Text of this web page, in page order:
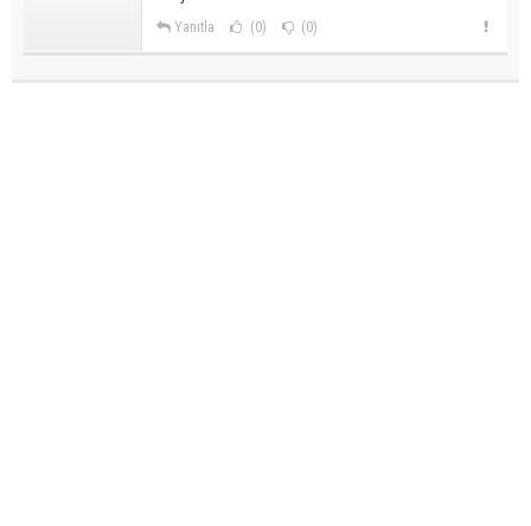
Yanıtla (0) (0)